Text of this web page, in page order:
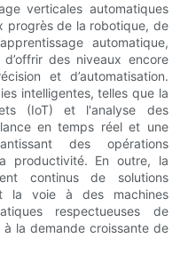
verticales automatiques
progrès de la robotique, de
automatique,
des niveaux encore
et d’automatisation.
intelligentes, telles que la
(IoT) et l'analyse des
en temps réel et une
des opérations
productivité. En outre, la
continus de solutions
la voie à des machines
respectueuses de
la demande croissante de